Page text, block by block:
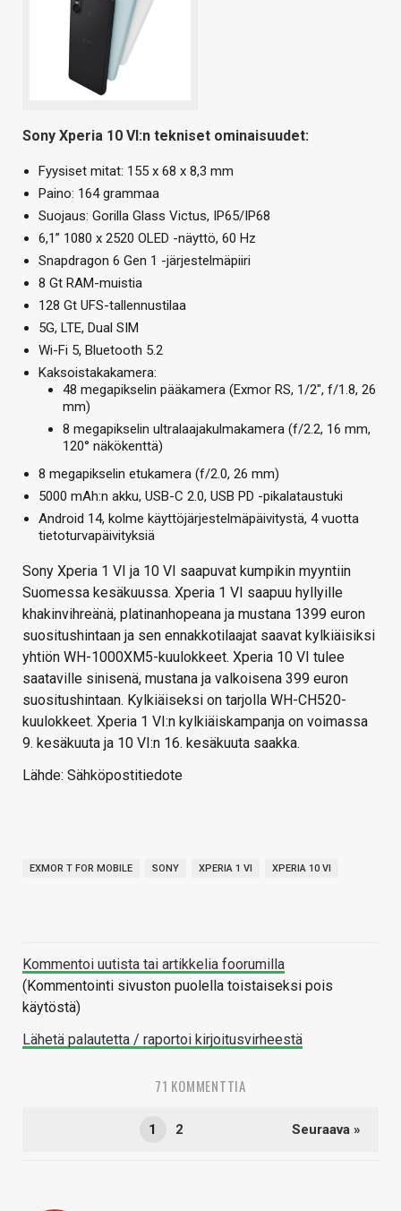
Sony Xperia 10 VI:n tekniset ominaisuudet:
Fyysiset mitat: 155 x 68 x 8,3 mm
Paino: 164 grammaa
Suojaus: Gorilla Glass Victus, IP65/IP68
6,1” 1080 x 2520 OLED -näyttö, 60 Hz
Snapdragon 6 Gen 1 -järjestelmäpiiri
8 Gt RAM-muistia
128 Gt UFS-tallennustilaa
5G, LTE, Dual SIM
Wi-Fi 5, Bluetooth 5.2
Kaksoistakakamera:
48 megapikselin pääkamera (Exmor RS, 1/2″, f/1.8, 26
mm)
8 megapikselin ultralaajakulmakamera (f/2.2, 16 mm,
120° näkökenttä)
8 megapikselin etukamera (f/2.0, 26 mm)
5000 mAh:n akku, USB-C 2.0, USB PD -pikalataustuki
Android 14, kolme käyttöjärjestelmäpäivitystä, 4 vuotta
tietoturvapäivityksiä
Sony Xperia 1 VI ja 10 VI saapuvat kumpikin myyntiin
Suomessa kesäkuussa. Xperia 1 VI saapuu hyllyille
khakinvihreänä, platinanhopeana ja mustana 1399 euron
suositushintaan ja sen ennakkotilaajat saavat kylkiäisiksi
yhtiön WH-1000XM5-kuulokkeet. Xperia 10 VI tulee
saataville sinisenä, mustana ja valkoisena 399 euron
suositushintaan. Kylkiäiseksi on tarjolla WH-CH520-
kuulokkeet. Xperia 1 VI:n kylkiäiskampanja on voimassa
9. kesäkuuta ja 10 VI:n 16. kesäkuuta saakka.
Lähde: Sähköpostitiedote
EXMOR T FOR MOBILE SONY XPERIA 1 VI XPERIA 10 VI
Kommentoi uutista tai artikkelia foorumilla
(Kommentointi sivuston puolella toistaiseksi pois
käytöstä)
Lähetä palautetta / raportoi kirjoitusvirheestä
71 KOMMENTTIA
1 2 Seuraava »